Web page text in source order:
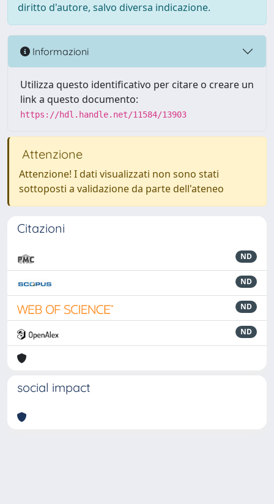
diritto d'autore, salvo diversa indicazione.
Informazioni
Utilizza questo identificativo per citare o creare un
link a questo documento:
https://hdl.handle.net/11584/13903
Attenzione
Attenzione! I dati visualizzati non sono stati
sottoposti a validazione da parte dell'ateneo
Citazioni
ND
ND
ND
ND
social impact